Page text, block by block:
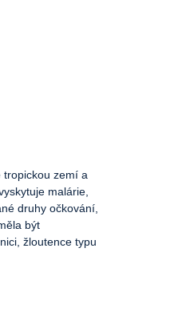
tropickou zemí a
malárie,
druhy očkování,
být
žloutence typu